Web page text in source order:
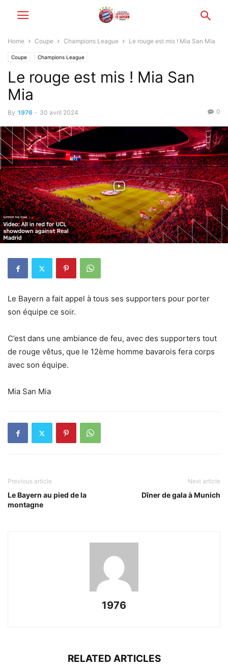
Home Coupe Champions League Le rouge est mis ! Mia San Mia
Coupe Champions League
Le rouge est mis ! Mia San
Mia
By 1976 - 30 avril 2024 0
Le Bayern a fait appel à tous ses supporters pour porter
son équipe ce soir.
C’est dans une ambiance de feu, avec des supporters tout
de rouge vêtus, que le 12ème homme bavarois fera corps
avec son équipe.
Mia San Mia
Previous article
Le Bayern au pied de la
montagne
Next article
Dîner de gala à Munich
1976
RELATED ARTICLES